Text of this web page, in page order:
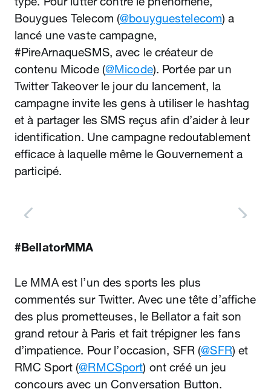
Bouygues Telecom (@bouyguestelecom) a
lancé une vaste campagne,
#PireArnaqueSMS, avec le créateur de
contenu Micode (@Micode). Portée par un
Twitter Takeover le jour du lancement, la
campagne invite les gens à utiliser le hashtag
et à partager les SMS reçus afin d’aider à leur
identification. Une campagne redoutablement
efficace à laquelle même le Gouvernement a
participé.
#BellatorMMA
Le MMA est l’un des sports les plus
commentés sur Twitter. Avec une tête d’affiche
des plus prometteuses, le Bellator a fait son
grand retour à Paris et fait trépigner les fans
d’impatience. Pour l’occasion, SFR (@SFR) et
RMC Sport (@RMCSport) ont créé un jeu
concours avec un Conversation Button.